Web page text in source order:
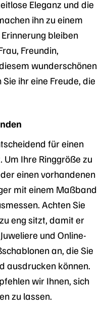
Eleganz und die
ihn zu einem
bleiben
Freundin,
wunderschönen
ihr eine Freude, die
für einen
Ihre Ringgröße zu
einen vorhandenen
mit einem Maßband
Achten Sie
eng sitzt, damit er
und Online-
an, die Sie
ausdrucken können.
wir Ihnen, sich
zu lassen.